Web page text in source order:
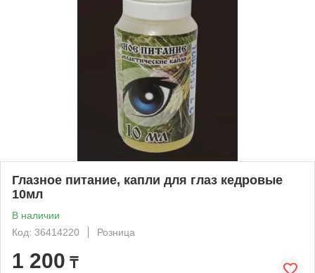
Глазное питание, капли для глаз кедровые
10мл
В наличии
Код: 36414220
Розница
1 200 ₸